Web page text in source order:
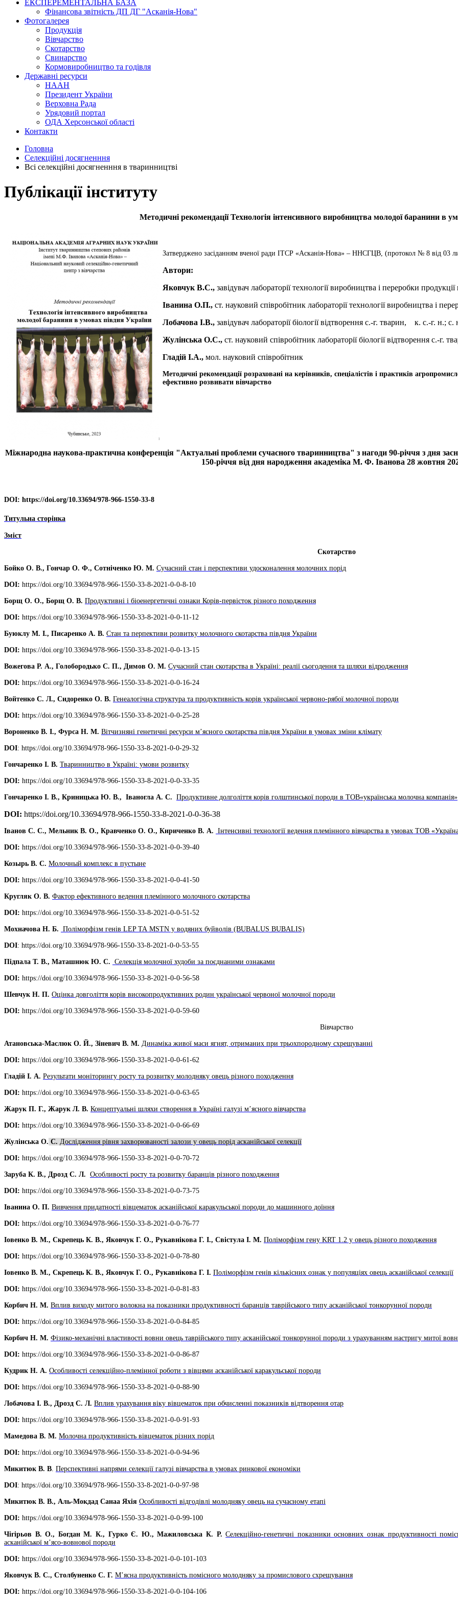
ЕКСПЕРЕМЕНТАЛЬНА БАЗА
Фінансова звітність ДП ДГ "Асканія-Нова"
Фотогалерея
Продукція
Вівчарство
Скотарство
Свинарство
Кормовиробництво та годівля
Державні ресурси
НААН
Президент України
Верховна Рада
Урядовий портал
ОДА Херсонської області
Контакти
Головна
Селекційні досягненння
Всі cелекційні досягненння в тваринництві
Публікації інституту
Методичні рекомендації Технологія інтенсивного виробництва молодої баранини в
Затверджено засіданням вченої ради ІТСР «Асканія-Нова» – ННСГЦВ, (протокол № 8 від 03
Автори:
Яковчук В.С., завідувач лабораторії технології виробництва і переробки
Іванина О.П., ст. науковий співробітник лабораторії технології виробництва і
Лобачова І.В., завідувач лабораторії біології відтворення с.-г. тварин,
к. с.-г. н.; с.
Жулінська О.С., ст. науковий співробітник лабораторії біології відтворення с.-г.
Гладій І.А., мол. науковий співробітник
Методичні рекомендації розраховані на керівників, спеціалістів і практиків
ефективно розвивати вівчарство
Міжнародна наукова-практична конференція "Актуальні проблеми сучасного тваринництва" з нагоди 90-річчя з дня
150-річчя від дня народження академіка М. Ф. Іванова 28 жовтня
DOI: https://doi.org/10.33694/978-966-1550-33-8
Титульна сторінка
Зміст
Скотарство
Бойко О. В., Гончар О. Ф., Сотніченко Ю. М. Сучасний стан і перспективи удосконалення молочних порід
DOI: https://doi.org/10.33694/978-966-1550-33-8-2021-0-0-8-10
Борщ О. О., Борщ О. В. Продуктивні і біоенергетичні ознаки Корів-первісток різного походження
DOI: https://doi.org/10.33694/978-966-1550-33-8-2021-0-0-11-12
Буюклу М. І., Писаренко А. В. Стан та перпективи розвитку молочного скотарства півдня України
DOI: https://doi.org/10.33694/978-966-1550-33-8-2021-0-0-13-15
Вожегова Р. А., Голобородько С. П., Димов О. М. Сучасний стан скотарства в Україні: реалії сьогодення та шляхи відродження
DOI: https://doi.org/10.33694/978-966-1550-33-8-2021-0-0-16-24
Войтенко С. Л., Сидоренко О. В. Генеалогічна структура та продуктивність корів української червоно-рябої молочної породи
DOI: https://doi.org/10.33694/978-966-1550-33-8-2021-0-0-25-28
Вороненко В. І., Фурса Н. М. Вітчизняні генетичні ресурси м’ясного скотарства півдня України в умовах зміни клімату
DOI: https://doi.org/10.33694/978-966-1550-33-8-2021-0-0-29-32
Гончаренко І. В. Тваринництво в Україні: умови розвитку
DOI: https://doi.org/10.33694/978-966-1550-33-8-2021-0-0-33-35
Гончаренко І. В., Криницька Ю. В., Іваногла А. С. Продуктивне долголіття корів голштинської породи в ТОВ«українська молочна компанія»
DOI: https://doi.org/10.33694/978-966-1550-33-8-2021-0-0-36-38
Іванов С. С., Мельник В. О., Кравченко О. О., Кириченко В. А. Інтенсивні технології ведення племінного вівчарства в умовах ТОВ
DOI: https://doi.org/10.33694/978-966-1550-33-8-2021-0-0-39-40
Козырь В. С. Молочный комплекс в пустыне
DOI: https://doi.org/10.33694/978-966-1550-33-8-2021-0-0-41-50
Кругляк О. В. Фактор ефективного ведення племінного молочного скотарства
DOI: https://doi.org/10.33694/978-966-1550-33-8-2021-0-0-51-52
Мохначова Н. Б. Поліморфізм генів LEP ТА MSTN у водяних буйволів (BUBALUS BUBALIS)
DOI: https://doi.org/10.33694/978-966-1550-33-8-2021-0-0-53-55
Підпала Т. В., Маташнюк Ю. С. Селекція молочної худоби за поєднаними ознаками
DOI: https://doi.org/10.33694/978-966-1550-33-8-2021-0-0-56-58
Шевчук Н. П. Оцінка довголіття корів високопродуктивних родин української червоної молочної породи
DOI: https://doi.org/10.33694/978-966-1550-33-8-2021-0-0-59-60
Вівчарство
Атановська-Маслюк О. Й., Зіневич В. М. Динаміка живої маси ягнят, отриманих при трьохпородному схрещуванні
DOI: https://doi.org/10.33694/978-966-1550-33-8-2021-0-0-61-62
Гладій І. А. Результати моніторингу росту та розвитку молодняку овець різного походження
DOI: https://doi.org/10.33694/978-966-1550-33-8-2021-0-0-63-65
Жарук П. Г., Жарук Л. В. Концептуальні шляхи створення в Україні галузі м’ясного вівчарства
DOI: https://doi.org/10.33694/978-966-1550-33-8-2021-0-0-66-69
Жулінська О. С. Дослідження рівня захворюваності залози у овець порід асканійської селекції
DOI: https://doi.org/10.33694/978-966-1550-33-8-2021-0-0-70-72
Заруба К. В., Дрозд С. Л. Особливості росту та розвитку баранців різного походження
DOI: https://doi.org/10.33694/978-966-1550-33-8-2021-0-0-73-75
Іванина О. П. Вивчення придатності вівцематок асканійської каракульської породи до машинного доїння
DOI: https://doi.org/10.33694/978-966-1550-33-8-2021-0-0-76-77
Іовенко В. М., Скрепець К. В., Яковчук Г. О., Рукавнікова Г. І., Свістула І. М. Поліморфізм гену KRT 1.2 у овець різного походження
DOI: https://doi.org/10.33694/978-966-1550-33-8-2021-0-0-78-80
Іовенко В. М., Скрепець К. В., Яковчук Г. О., Рукавнікова Г. І. Поліморфізм генів кількісних ознак у популяціях овець асканійської селекції
DOI: https://doi.org/10.33694/978-966-1550-33-8-2021-0-0-81-83
Корбич Н. М. Вплив виходу митого волокна на показники продуктивності баранців таврійського типу асканійської тонкорунної породи
DOI: https://doi.org/10.33694/978-966-1550-33-8-2021-0-0-84-85
Корбич Н. М. Фізико-механічні властивості вовни овець таврійського типу асканійської тонкорунної породи з урахуванням настригу митої
DOI: https://doi.org/10.33694/978-966-1550-33-8-2021-0-0-86-87
Кудрик Н. А. Особливості селекційно-племінної роботи з вівцями асканійської каракульської породи
DOI: https://doi.org/10.33694/978-966-1550-33-8-2021-0-0-88-90
Лобачова І. В., Дрозд С. Л. Вплив урахування віку вівцематок при обчисленні показників відтворення отар
DOI: https://doi.org/10.33694/978-966-1550-33-8-2021-0-0-91-93
Мамедова В. М. Молочна продуктивність вівцематок різних порід
DOI: https://doi.org/10.33694/978-966-1550-33-8-2021-0-0-94-96
Микитюк В. В Перспективні напрями селекції галузі вівчарства в умовах ринкової економіки
DOI: https://doi.org/10.33694/978-966-1550-33-8-2021-0-0-97-98
Микитюк В. В., Аль-Мокдад Санаа Яхія Особливості відгодівлі молодняку овець на сучасному етапі
DOI: https://doi.org/10.33694/978-966-1550-33-8-2021-0-0-99-100
Чігірьов В. О., Богдан М. К., Гурко Є. Ю., Мажиловська К. Р. Селекційно-генетичні показники основних ознак продуктивності
асканійської м’ясо-вовнової породи
DOI: https://doi.org/10.33694/978-966-1550-33-8-2021-0-0-101-103
Яковчук В. С., Столбуненко С. Г. М’ясна продуктивність помісного молодняку за промислового схрещування
DOI: https://doi.org/10.33694/978-966-1550-33-8-2021-0-0-104-106